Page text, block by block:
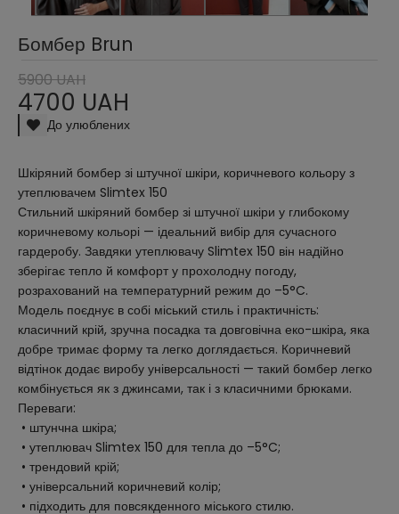
Бомбер Brun
4700 UAH
5900 UAH
До улюблених
Шкіряний бомбер зі штучної шкіри, коричневого кольору з
утеплювачем Slimtex 150
Стильний шкіряний бомбер зі штучної шкіри у глибокому
коричневому кольорі — ідеальний вибір для сучасного
гардеробу. Завдяки утеплювачу Slimtex 150 він надійно
зберігає тепло й комфорт у прохолодну погоду,
розрахований на температурний режим до –5°C.
Модель поєднує в собі міський стиль і практичність:
класичний крій, зручна посадка та довговічна еко-шкіра, яка
добре тримає форму та легко доглядається. Коричневий
відтінок додає виробу універсальності — такий бомбер легко
комбінується як з джинсами, так і з класичними брюками.
Переваги:
• штунчна шкіра;
• утеплювач Slimtex 150 для тепла до –5°C;
• трендовий крій;
• універсальний коричневий колір;
• підходить для повсякденного міського стилю.